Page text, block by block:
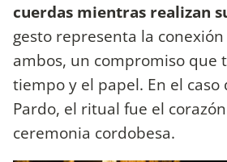
cuerdas mientras realizan
gesto representa la
ambos, un compromiso que
tiempo y el papel. En el caso
Pardo, el ritual fue el
ceremonia cordobesa.